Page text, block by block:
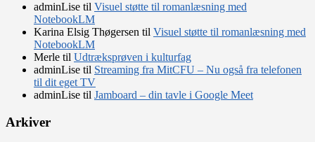
adminLise til Visuel støtte til romanlæsning med
NotebookLM
Karina Elsig Thøgersen til Visuel støtte til romanlæsning med
NotebookLM
Merle til Udtræksprøven i kulturfag
adminLise til Streaming fra MitCFU – Nu også fra telefonen
til dit eget TV
adminLise til Jamboard – din tavle i Google Meet
Arkiver